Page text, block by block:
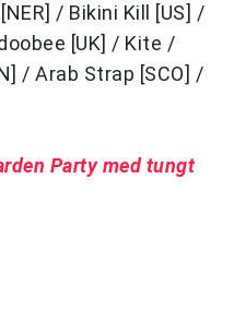
/ Bikini Kill [US] /
[UK] / Kite /
/ Arab Strap [SCO] /
Party med tungt